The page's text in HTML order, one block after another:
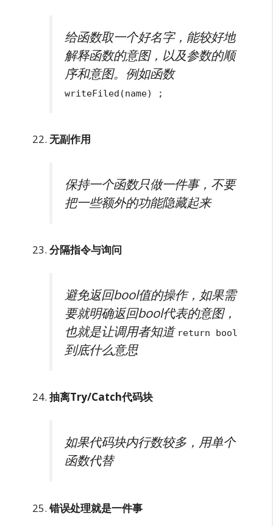
给函数取一个好名字，能较好地
解释函数的意图，以及参数的顺
序和意图。例如函数
writeFiled(name) ;
无副作用
保持一个函数只做一件事，不要
把一些额外的功能隐藏起来
分隔指令与询问
避免返回bool值的操作，如果需
要就明确返回bool代表的意图，
也就是让调用者知道 return bool
到底什么意思
抽离Try/Catch代码块
如果代码块内行数较多，用单个
函数代替
错误处理就是一件事